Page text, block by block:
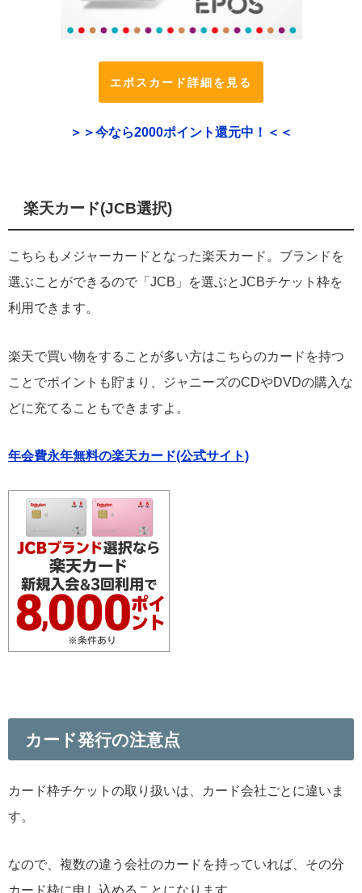
エポスカード詳細を見る
＞＞今なら2000ポイント還元中！＜＜
楽天カード(JCB選択)
こちらもメジャーカードとなった楽天カード。ブランドを
選ぶことができるので「JCB」を選ぶとJCBチケット枠を
利用できます。
楽天で買い物をすることが多い方はこちらのカードを持つ
ことでポイントも貯まり、ジャニーズのCDやDVDの購入な
どに充てることもできますよ。
年会費永年無料の楽天カード(公式サイト)
カード発行の注意点
カード枠チケットの取り扱いは、カード会社ごとに違いま
す。
なので、複数の違う会社のカードを持っていれば、その分
カード枠に申し込めることになります。